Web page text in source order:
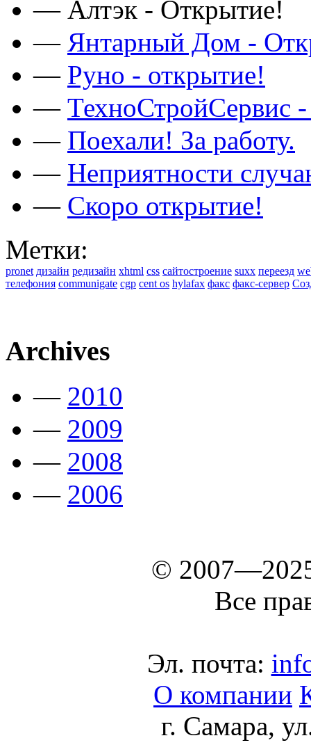
— Алтэк - Открытие!
— Янтарный Дом -
— Руно - открытие!
— ТехноСтройСервис
— Поехали! За работу.
— Неприятности
— Скоро открытие!
Метки:
pronet дизайн редизайн xhtml css сайтостроение suxx переезд
телефония communigate cgp cent os hylafax факс факс-сервер
Archives
— 2010
— 2009
— 2008
— 2006
©
Все
Эл. почта:
О компании
г. Самара,